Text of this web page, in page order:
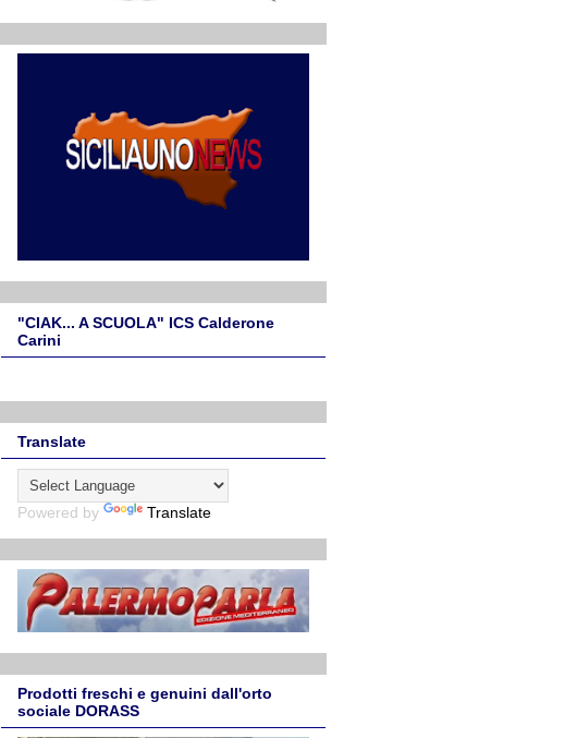
"CIAK... A SCUOLA" ICS Calderone
Carini
Translate
Powered by Translate
Prodotti freschi e genuini dall'orto
sociale DORASS